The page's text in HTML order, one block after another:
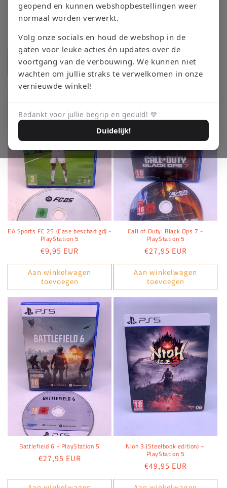
Call of Duty: Vanguard –
PlayStation 5
Normale
prijs
€31,95 EUR
Aan winkelwagen
toevoegen
prijs
Aan winkelwagen
toevoegen
EA Sports FC 25 (Case beschadigd) -
PlayStation 5
Normale
prijs
€9,95 EUR
Aan winkelwagen
toevoegen
Call of Duty: Black Ops 7 -
PlayStation 5
Normale
prijs
€27,95 EUR
Aan winkelwagen
toevoegen
Battlefield 6 - PlayStation 5
Normale
€27,95 EUR
Nioh 3 (Steelbook edition) –
PlayStation 5
Normale
prijs
€49,95 EUR
geopend en kunnen webshopbestellingen weer
normaal worden verwerkt.
Volg onze socials en houd de webshop in de
gaten voor leuke acties én updates over de
voortgang van de verbouwing. We kunnen niet
wachten om jullie straks te verwelkomen in onze
vernieuwde winkel!
Bedankt voor jullie begrip en geduld! 💙
Duidelijk!